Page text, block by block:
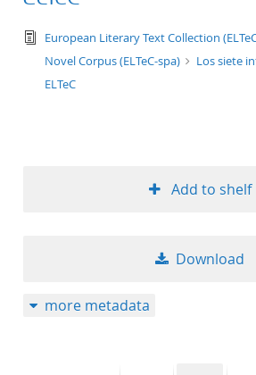
text/
European Literary Text Collection
Novel Corpus (ELTeC-spa)
Los siete
ELTeC
Add to shelf
Download
more metadata